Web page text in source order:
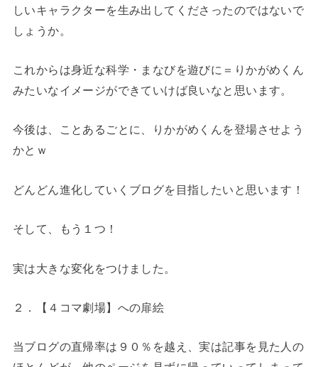
しいキャラクターを生み出してくださったのではないで
しょうか。
これからは身近な科学・まなびを遊びに＝りかがめくん
みたいなイメージができていけば良いなと思います。
今後は、ことあるごとに、りかがめくんを登場させよう
かとｗ
どんどん進化していくブログを目指したいと思います！
そして、もう１つ！
実は大きな変化をつけました。
２．【４コマ劇場】への扉絵
当ブログの直帰率は９０％を越え、実は記事を見た人の